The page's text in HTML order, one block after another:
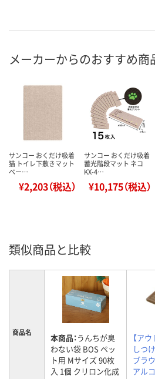
メーカーからのおすすめ商
サンコー おくだけ吸着
猫 トイレ下敷きマット
ベー…
¥2,203（税込）
サンコー おくだけ吸着
蓄光階段マット ネコ
KX-4…
¥10,175（税込）
類似商品と比較
商品名 本商品：うんちが臭
わない袋 BOS ペッ
ト用 Mサイズ 90枚
入 1個 クリロン化成
【ア
しつ
ブラ
アル